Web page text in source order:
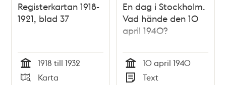
Registerkartan 1918-
1921, blad 37
Tid
1918 till 1932
Karta
En dag i Stockholm.
Vad hände den 10
april 1940?
Tid
10 april 1940
Text